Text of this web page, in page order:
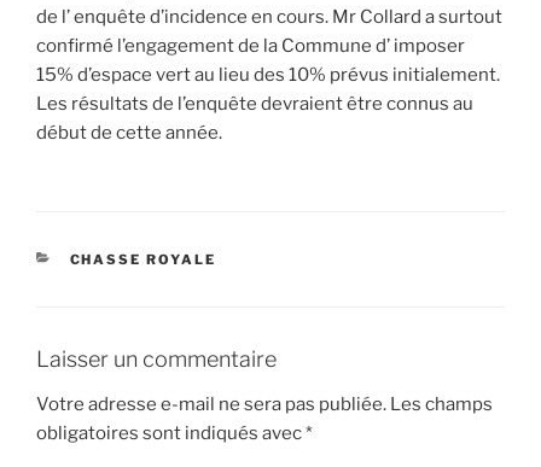
de l’ enquête d’incidence en cours. Mr Collard a surtout
confirmé l’engagement de la Commune d’ imposer
15% d’espace vert au lieu des 10% prévus initialement.
Les résultats de l’enquête devraient être connus au
début de cette année.
CATÉGORIES
CHASSE ROYALE
Laisser un commentaire
Votre adresse e-mail ne sera pas publiée. Les champs
obligatoires sont indiqués avec*